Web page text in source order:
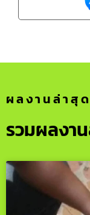
ผลงานล่าสุด
รวมผลงา